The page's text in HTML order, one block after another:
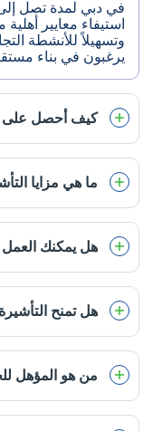
استيفاء معايير
وتسهيلاً للأنشطة
يرغبون في بناء
كيف أحصل على
ما هي مزايا
هل يمكنك العمل
هل تمنح التأشيرة
من هو المؤهل